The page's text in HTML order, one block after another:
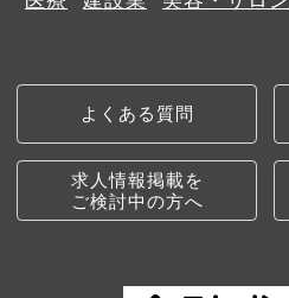
よくある質問
求人情報掲載を
ご検討中の方へ